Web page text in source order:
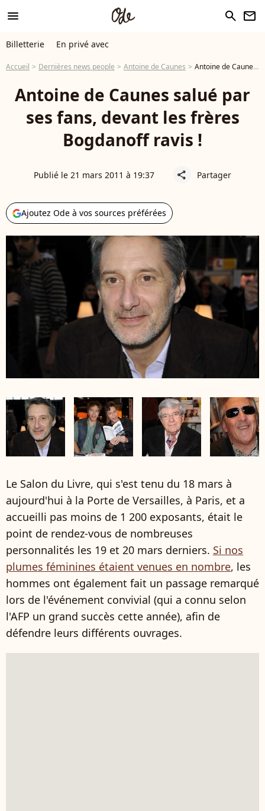
menu search newsletter
Billetterie En privé avec
Accueil Dernières news people Antoine de Caunes Antoine de Caunes salué par ses fans, devant les frères Bogdanoff ravis !
Antoine de Caunes salué par
ses fans, devant les frères
Bogdanoff ravis !
Publié le 21 mars 2011 à 19:37 share Partager
Ajoutez Ode à vos sources préférées
Le Salon du Livre, qui s'est tenu du 18 mars à
aujourd'hui à la Porte de Versailles, à Paris, et a
accueilli pas moins de 1 200 exposants, était le
point de rendez-vous de nombreuses
personnalités les 19 et 20 mars derniers. Si nos
plumes féminines étaient venues en nombre, les
hommes ont également fait un passage remarqué
lors de l'événement convivial (qui a connu selon
l'AFP un grand succès cette année), afin de
défendre leurs différents ouvrages.